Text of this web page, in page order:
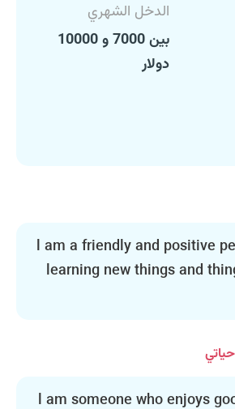
الدخل الشهري
بين 7000 و 10000
دولار
l am a friendly and positive
learning new things and
l am someone who enjoys